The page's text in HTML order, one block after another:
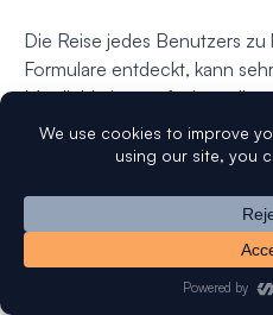
Die Reise jedes Benutzers
Formulare entdeckt, kann
Möglichkeiten aufzeigen, Ihre
prominenteren Stellen Ihrer
noch mehr Leads zu
Das User Journey Addon
den Ihre Besucher nehmen,
absenden.